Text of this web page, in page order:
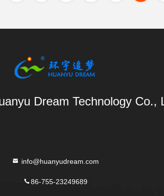
Dream Technology Co.,
info@huanyudream.com
86-755-23249689